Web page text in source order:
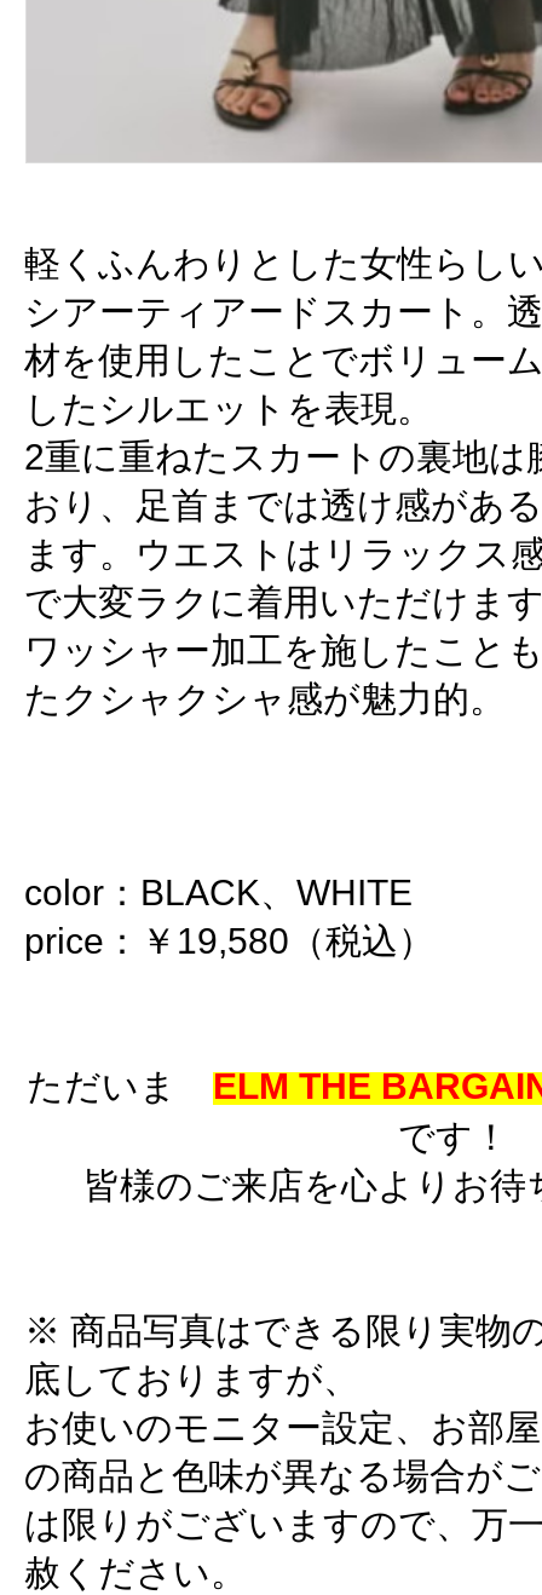
軽くふんわりとした女性らし
シアーティアードスカート。
材を使用したことでボリュー
したシルエットを表現。
2重に重ねたスカートの裏地
おり、足首までは透け感があ
ます。ウエストはリラックス
で大変ラクに着用いただけま
ワッシャー加工を施したこと
たクシャクシャ感が魅力的。
color：BLACK、WHITE
price：￥19,580（税込）
ただいま ELM THE
です！
皆様のご来店を心よりお
※ 商品写真はできる限り実物
底しておりますが、
お使いのモニター設定、お部
の商品と色味が異なる場合が
は限りがございますので、万
赦ください。